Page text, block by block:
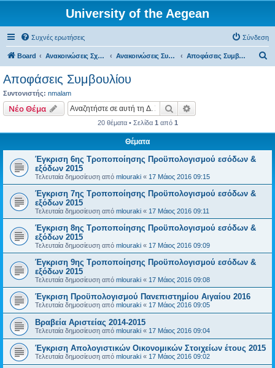
University of the Aegean
Συχνές ερωτήσεις Σύνδεση
Board Ανακοινώσεις Σχολών, Τμημάτων, Συλλόγων & Υπηρεσιών Ανακοινώσεις Συμβουλίου Αποφάσεις Συμβουλίου
Αποφάσεις Συμβουλίου
Συντονιστής: nmalam
Νέο Θέμα Αναζήτηση
20 θέματα • Σελίδα 1 από 1
Θέματα
Έγκριση 6ης Τροποποίησης Προϋπολογισμού εσόδων &
εξόδων 2015
Τελευταία δημοσίευση από mlouraki « 17 Μάιος 2016 09:15
Έγκριση 7ης Τροποποίησης Προϋπολογισμού εσόδων &
εξόδων 2015
Τελευταία δημοσίευση από mlouraki « 17 Μάιος 2016 09:11
Έγκριση 8ης Τροποποίησης Προϋπολογισμού εσόδων &
εξόδων 2015
Τελευταία δημοσίευση από mlouraki « 17 Μάιος 2016 09:09
Έγκριση 9ης Τροποποίησης Προϋπολογισμού εσόδων &
εξόδων 2015
Τελευταία δημοσίευση από mlouraki « 17 Μάιος 2016 09:08
Έγκριση Προϋπολογισμού Πανεπιστημίου Αιγαίου 2016
Τελευταία δημοσίευση από mlouraki « 17 Μάιος 2016 09:05
Βραβεία Αριστείας 2014-2015
Τελευταία δημοσίευση από mlouraki « 17 Μάιος 2016 09:04
Έγκριση Απολογιστικών Οικονομικών Στοιχείων έτους 2015
Τελευταία δημοσίευση από mlouraki « 17 Μάιος 2016 09:02